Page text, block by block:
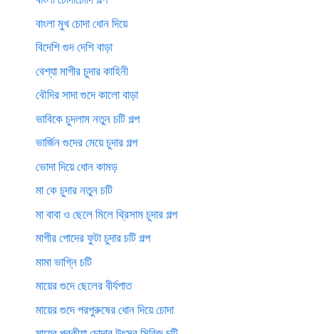
বাংলা মুখ চোদা ধোন দিয়ে
বিদেশি গুদ দেশি বাড়া
বেশ্যা মাগীর চুদার কাহিনী
বৌদির সাদা গুদে কালো বাড়া
ভাবিকে চুদলাম নতুন চটি গল্প
ভার্জিন গুদের মেয়ে চুদার গল্প
ভোদা দিয়ে ধোন কামড়
মা কে চুদার নতুন চটি
মা বাবা ও ছেলে মিলে থ্রিসাম চুদার গল্প
মাগীর পোদের ফুটা চুদার চটি গল্প
মামা ভাগ্নি চটি
মায়ের গুদে ছেলের বীর্যপাত
মায়ের গুদে পরপুরুষের ধোন দিয়ে চোদা